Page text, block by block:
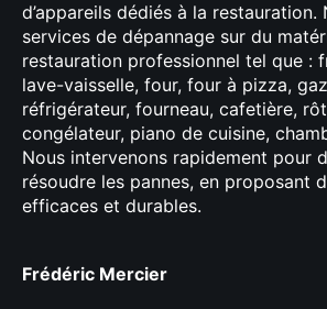
d’appareils dédiés à la
services de dépannage sur du
restauration professionnel tel que :
lave-vaisselle, four, four à pizza,
réfrigérateur, fourneau, cafetière,
congélateur, piano de cuisine,
Nous intervenons rapidement pour
résoudre les pannes, en proposant
efficaces et durables.
Frédéric Mercier